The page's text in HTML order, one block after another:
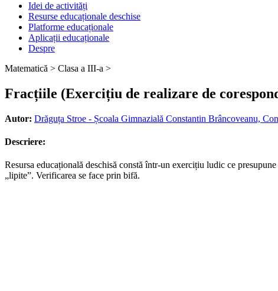
Idei de activități
Resurse educaționale deschise
Platforme educaționale
Aplicații educaționale
Despre
Matematică > Clasa a III-a >
Fracțiile (Exercițiu de realizare de
Autor: Drăguța Stroe - Școala Gimnazială Constantin Brâncoveanu,
Descriere:
Resursa educațională deschisă constă într-un exercițiu ludic ce
„lipite”. Verificarea se face prin bifă.